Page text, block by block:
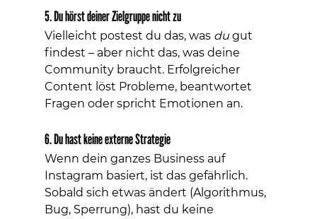
5. Du hörst deiner Zielgruppe nicht zu
Vielleicht postest du das, was du gut
findest – aber nicht das, was deine
Community braucht. Erfolgreicher
Content löst Probleme, beantwortet
Fragen oder spricht Emotionen an.
6. Du hast keine externe Strategie
Wenn dein ganzes Business auf
Instagram basiert, ist das gefährlich.
Sobald sich etwas ändert (Algorithmus,
Bug, Sperrung), hast du keine